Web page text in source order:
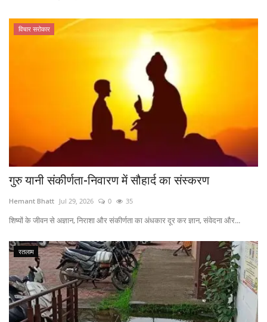
विचार सरोकार
गुरु यानी संकीर्णता-निवारण में सौहार्द का संस्करण
Hemant Bhatt Jul 29, 2026 0 35
शिष्यों के जीवन से अज्ञान, निराशा और संकीर्णता का अंधकार दूर कर ज्ञान, संवेदना और...
रतलाम